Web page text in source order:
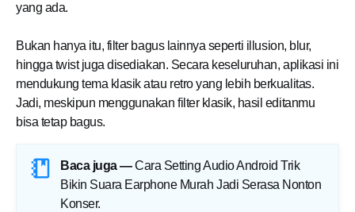
yang ada.
Bukan hanya itu, filter bagus lainnya seperti illusion, blur,
hingga twist juga disediakan. Secara keseluruhan, aplikasi ini
mendukung tema klasik atau retro yang lebih berkualitas.
Jadi, meskipun menggunakan filter klasik, hasil editanmu
bisa tetap bagus.
Baca juga — Cara Setting Audio Android Trik
Bikin Suara Earphone Murah Jadi Serasa Nonton
Konser.